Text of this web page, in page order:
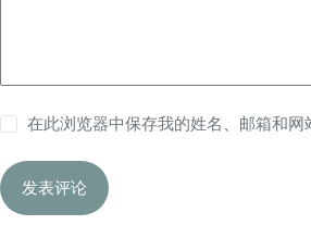
在此浏览器中保存我的姓名、邮箱和网
发表评论